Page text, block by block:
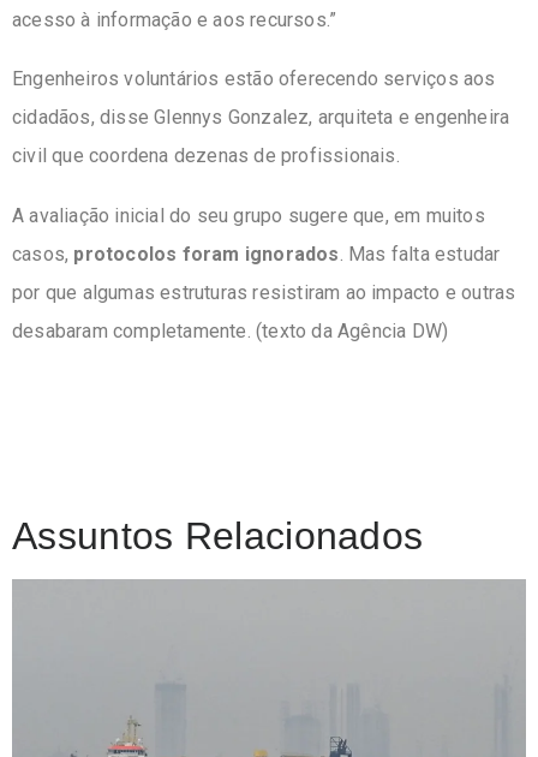
acesso à informação e aos recursos.”
Engenheiros voluntários estão oferecendo serviços aos
cidadãos, disse Glennys Gonzalez, arquiteta e engenheira
civil que coordena dezenas de profissionais.
A avaliação inicial do seu grupo sugere que, em muitos
casos, protocolos foram ignorados. Mas falta estudar
por que algumas estruturas resistiram ao impacto e outras
desabaram completamente. (texto da Agência DW)
Assuntos Relacionados